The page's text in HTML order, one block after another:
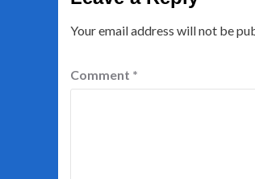
Your email address will not be
Comment *